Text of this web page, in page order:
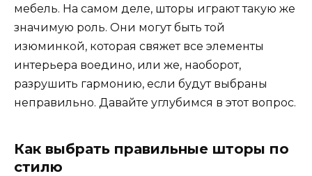
мебель. На самом деле, шторы играют такую же
значимую роль. Они могут быть той
изюминкой, которая свяжет все элементы
интерьера воедино, или же, наоборот,
разрушить гармонию, если будут выбраны
неправильно. Давайте углубимся в этот вопрос.
Как выбрать правильные шторы по
стилю